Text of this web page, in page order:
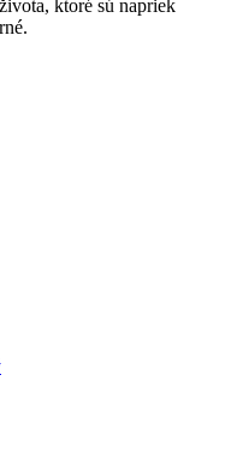
ktoré sú napriek